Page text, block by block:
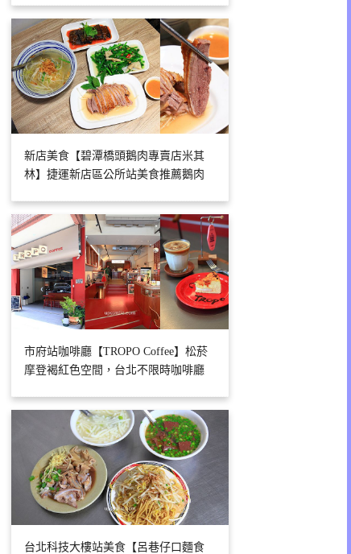
新店美食【碧潭橋頭鵝肉專賣店米其
林】捷運新店區公所站美食推薦鵝肉
市府站咖啡廳【TROPO Coffee】松菸
摩登褐紅色空間，台北不限時咖啡廳
台北科技大樓站美食【呂巷仔口麵食